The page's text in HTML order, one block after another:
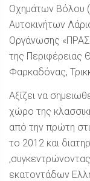
Οχημάτων Βόλου
Αυτοκινήτων
Οργάνωσης
της Περιφέρειας
Φαρκαδόνας,
Αξίζει να
χώρο της
από την πρώτη
το 2012 και
εκατοντάδων